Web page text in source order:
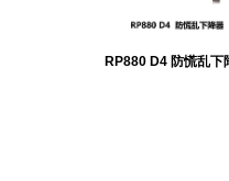
RP880 D4 防慌乱下